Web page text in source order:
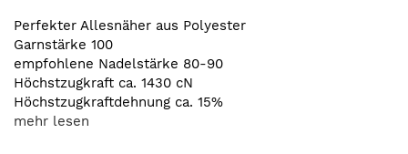
springen
Perfekter Allesnäher aus Polyester
Garnstärke 100
empfohlene Nadelstärke 80-90
Höchstzugkraft ca. 1430 cN
Höchstzugkraftdehnung ca. 15%
mehr lesen